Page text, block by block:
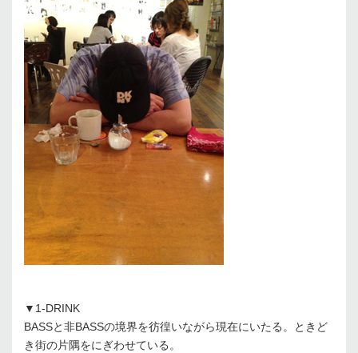
▼1-DRINK
BASSと非BASSの境界を彷徨いながら現在にいたる。ときど
き街の片隅をにぎわせている。